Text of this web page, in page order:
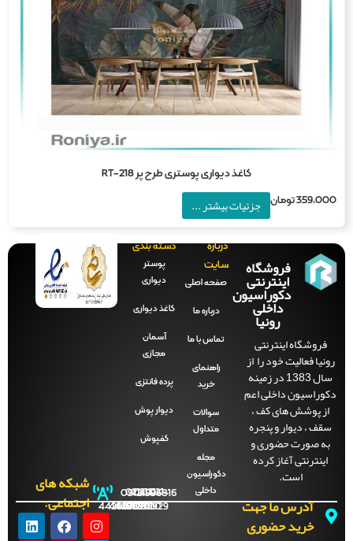
کاغذ دیواری پوستری طرح پر RT-218
تومان جزئیات بیشتر ...
فروشگاه
اینترنتی
دکوراسیون
داخلی
رونیا
فروشگاه اینترنتی
فعالیت خود را از
سال 1383 در زمینه
داخلی اعم
پوشش های کف ،
، دیوار و پنجره
صورت حضوری و
اینترنتی آغاز کرده
درباره
سایت
صفحه‌ اصلی
درباره ما
تماس با ما
راهنمای
سوالات
متداول
دکوراسیون
دسته بندی
دیواری
کاغذ دیواری
آسمان
پرده فانتزی
دیوار پوش
کفپوش
آدرس ما جهت
خرید حضوری
09121996816
021-
44288929
021-
44288700
021-
44288701
021-
44288702
شبکه های
اجتماعی: